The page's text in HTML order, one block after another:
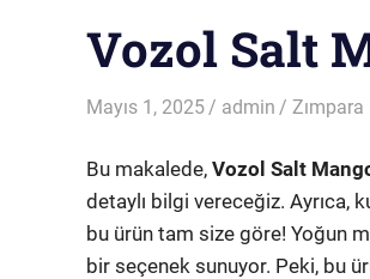
Vozol Salt
Mayıs 1, 2025 admin Zımpara
Bu makalede, Vozol Salt
detaylı bilgi vereceğiz. Ayrıca,
bu ürün tam size göre! Yoğun
bir seçenek sunuyor. Peki, bu